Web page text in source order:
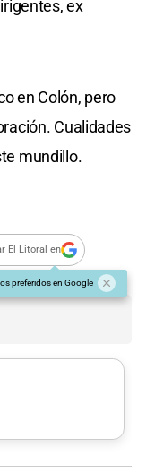
ex
en Colón, pero
Cualidades
mundillo.
El Litoral en
preferidos en Google